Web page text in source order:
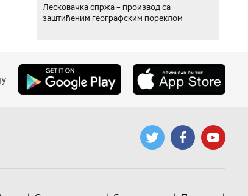
Лесковачка спржа – производ са
заштићеним географским пореклом